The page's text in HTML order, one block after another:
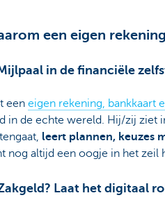
een eigen
in de financiële
een eigen rekening, bankkaart
in de echte wereld. Hij/zij ziet
leert plannen, keuzes
nog altijd een oogje in het zeil
Laat het digitaal